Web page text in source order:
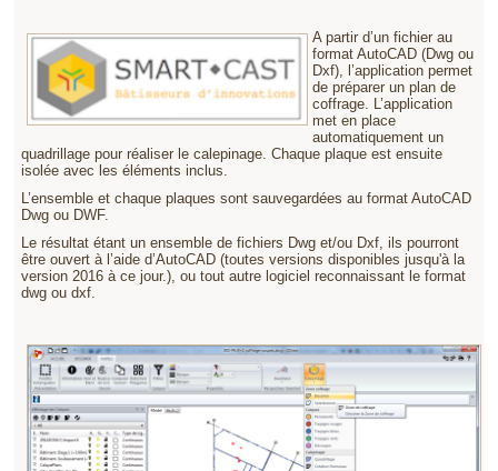
A partir d’un fichier au
format AutoCAD (Dwg ou
Dxf), l’application permet
de préparer un plan de
coffrage. L’application
met en place
automatiquement un
quadrillage pour réaliser le calepinage. Chaque plaque est ensuite
isolée avec les éléments inclus.
L’ensemble et chaque plaques sont sauvegardées au format AutoCAD
Dwg ou DWF.
Le résultat étant un ensemble de fichiers Dwg et/ou Dxf, ils pourront
être ouvert à l’aide d’AutoCAD (toutes versions disponibles jusqu'à la
version 2016 à ce jour.), ou tout autre logiciel reconnaissant le format
dwg ou dxf.